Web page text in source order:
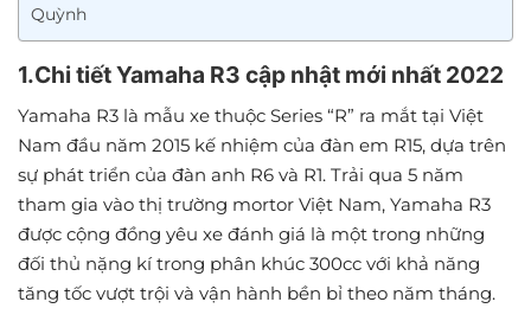
Quỳnh
1.Chi tiết Yamaha R3 cập nhật mới nhất 2022
Yamaha R3 là mẫu xe thuộc Series “R” ra mắt tại Việt
Nam đầu năm 2015 kế nhiệm của đàn em R15, dựa trên
sự phát triển của đàn anh R6 và R1. Trải qua 5 năm
tham gia vào thị trường mortor Việt Nam, Yamaha R3
được cộng đồng yêu xe đánh giá là một trong những
đối thủ nặng kí trong phân khúc 300cc với khả năng
tăng tốc vượt trội và vận hành bền bỉ theo năm tháng.